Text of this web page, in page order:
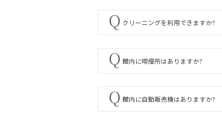
クリーニングを利用できますか?
館内に喫煙所はありますか?
館内に自動販売機はありますか?